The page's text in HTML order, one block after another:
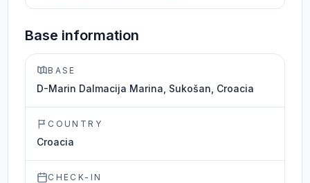
Base information
BASE
D-Marin Dalmacija Marina, Sukošan, Croacia
COUNTRY
Croacia
CHECK-IN